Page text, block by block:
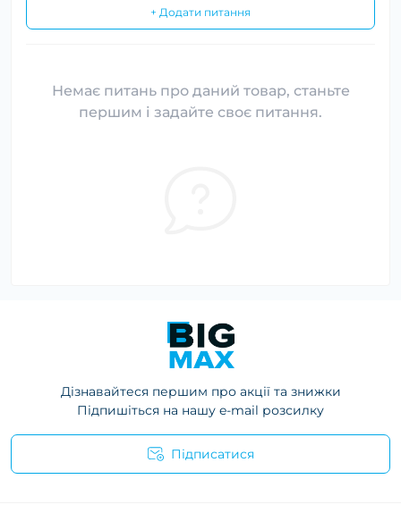
+ Додати питання
Немає питань про даний товар, станьте
першим і задайте своє питання.
Дізнавайтеся першим про акції та знижки
Підпишіться на нашу e-mail розсилку
Підписатися